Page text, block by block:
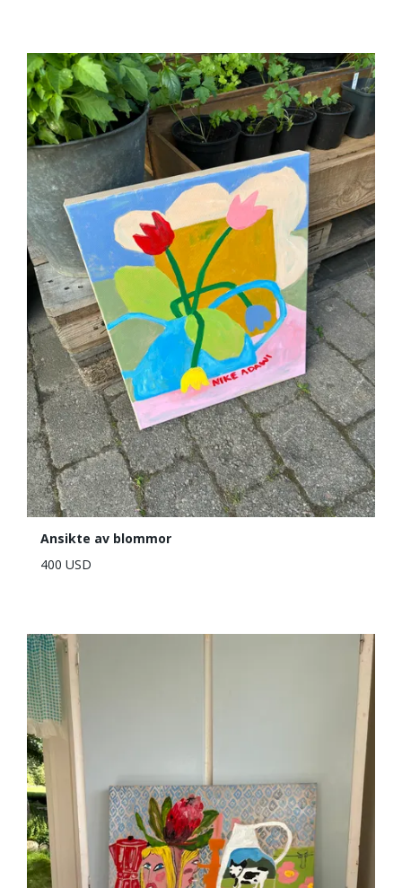
Ansikte av blommor
400 USD